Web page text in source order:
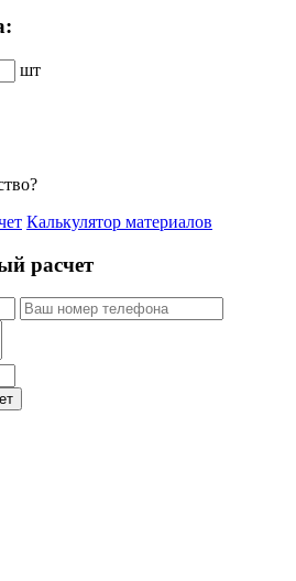
шт
Калькулятор материалов
расчет